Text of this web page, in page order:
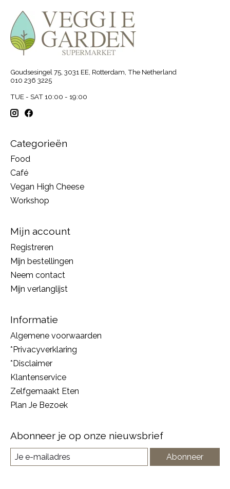
Goudsesingel 75, 3031 EE, Rotterdam, The Netherland
010 236 3225
TUE - SAT 10:00 - 19:00
Categorieën
Food
Café
Vegan High Cheese
Workshop
Mijn account
Registreren
Mijn bestellingen
Neem contact
Mijn verlanglijst
Informatie
Algemene voorwaarden
*Privacyverklaring
*Disclaimer
Klantenservice
Zelfgemaakt Eten
Plan Je Bezoek
Abonneer je op onze nieuwsbrief
Abonneer